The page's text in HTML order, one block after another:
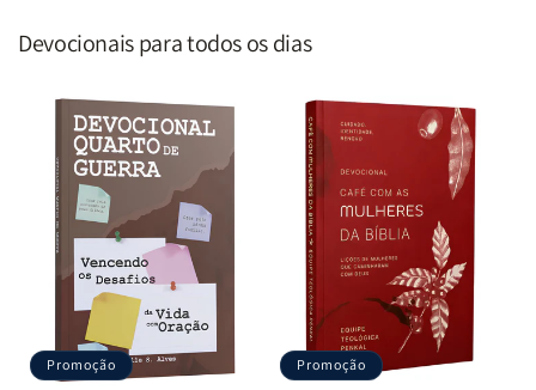
Devocionais para todos os dias
Promoção Promoção